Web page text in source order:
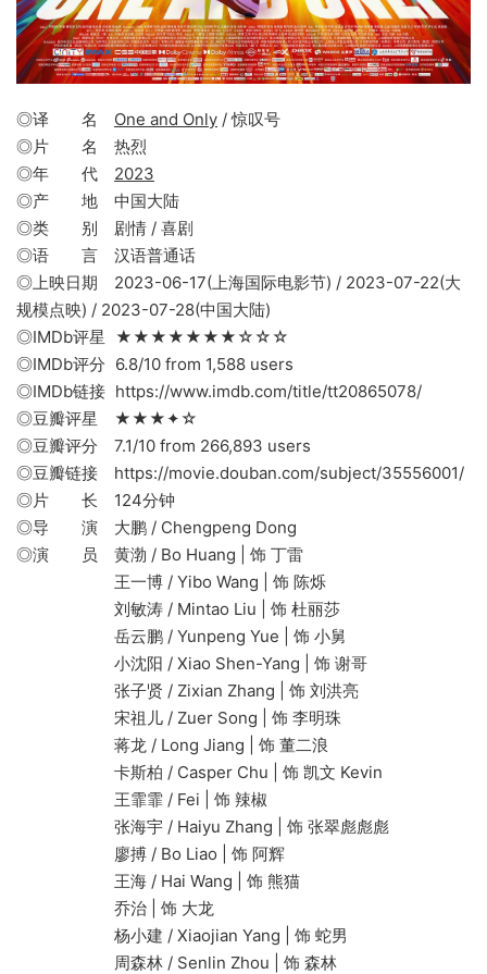
◎译 名 One and Only / 惊叹号
◎片 名 热烈
◎年 代 2023
◎产 地 中国大陆
◎类 别 剧情 / 喜剧
◎语 言 汉语普通话
◎上映日期 2023-06-17(上海国际电影节) / 2023-07-22(大
规模点映) / 2023-07-28(中国大陆)
◎IMDb评星 ★★★★★★★☆☆☆
◎IMDb评分 6.8/10 from 1,588 users
◎IMDb链接 https://www.imdb.com/title/tt20865078/
◎豆瓣评星 ★★★✦☆
◎豆瓣评分 7.1/10 from 266,893 users
◎豆瓣链接 https://movie.douban.com/subject/35556001/
◎片 长 124分钟
◎导 演 大鹏 / Chengpeng Dong
◎演 员 黄渤 / Bo Huang | 饰 丁雷
王一博 / Yibo Wang | 饰 陈烁
刘敏涛 / Mintao Liu | 饰 杜丽莎
岳云鹏 / Yunpeng Yue | 饰 小舅
小沈阳 / Xiao Shen-Yang | 饰 谢哥
张子贤 / Zixian Zhang | 饰 刘洪亮
宋祖儿 / Zuer Song | 饰 李明珠
蒋龙 / Long Jiang | 饰 董二浪
卡斯柏 / Casper Chu | 饰 凯文 Kevin
王霏霏 / Fei | 饰 辣椒
张海宇 / Haiyu Zhang | 饰 张翠彪彪彪
廖搏 / Bo Liao | 饰 阿辉
王海 / Hai Wang | 饰 熊猫
乔治 | 饰 大龙
杨小建 / Xiaojian Yang | 饰 蛇男
周森林 / Senlin Zhou | 饰 森林